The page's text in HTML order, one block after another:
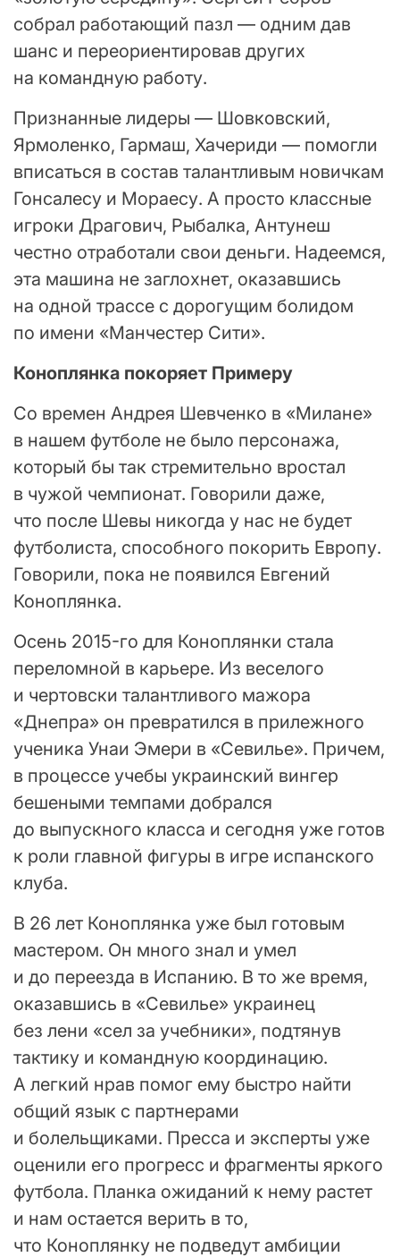
собрал работающий пазл — одним дав
шанс и переориентировав других
на командную работу.
Признанные лидеры — Шовковский,
Ярмоленко, Гармаш, Хачериди — помогли
вписаться в состав талантливым новичкам
Гонсалесу и Мораесу. А просто классные
игроки Драгович, Рыбалка, Антунеш
честно отработали свои деньги. Надеемся,
эта машина не заглохнет, оказавшись
на одной трассе с дорогущим болидом
по имени «Манчестер Сити».
Коноплянка покоряет Примеру
Со времен Андрея Шевченко в «Милане»
в нашем футболе не было персонажа,
который бы так стремительно вростал
в чужой чемпионат. Говорили даже,
что после Шевы никогда у нас не будет
футболиста, способного покорить Европу.
Говорили, пока не появился Евгений
Коноплянка.
Осень 2015-го для Коноплянки стала
переломной в карьере. Из веселого
и чертовски талантливого мажора
«Днепра» он превратился в прилежного
ученика Унаи Эмери в «Севилье». Причем,
в процессе учебы украинский вингер
бешеными темпами добрался
до выпускного класса и сегодня уже готов
к роли главной фигуры в игре испанского
клуба.
В 26 лет Коноплянка уже был готовым
мастером. Он много знал и умел
и до переезда в Испанию. В то же время,
оказавшись в «Севилье» украинец
без лени «сел за учебники», подтянув
тактику и командную координацию.
А легкий нрав помог ему быстро найти
общий язык с партнерами
и болельщиками. Пресса и эксперты уже
оценили его прогресс и фрагменты яркого
футбола. Планка ожиданий к нему растет
и нам остается верить в то,
что Коноплянку не подведут амбиции